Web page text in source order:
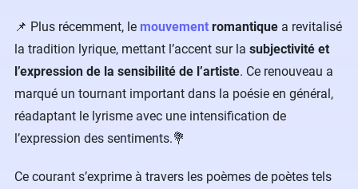
📌 Plus récemment, le mouvement romantique a revitalisé
la tradition lyrique, mettant l’accent sur la subjectivité et
l’expression de la sensibilité de l’artiste. Ce renouveau a
marqué un tournant important dans la poésie en général,
réadaptant le lyrisme avec une intensification de
l’expression des sentiments.💐
Ce courant s’exprime à travers les poèmes de poètes tels